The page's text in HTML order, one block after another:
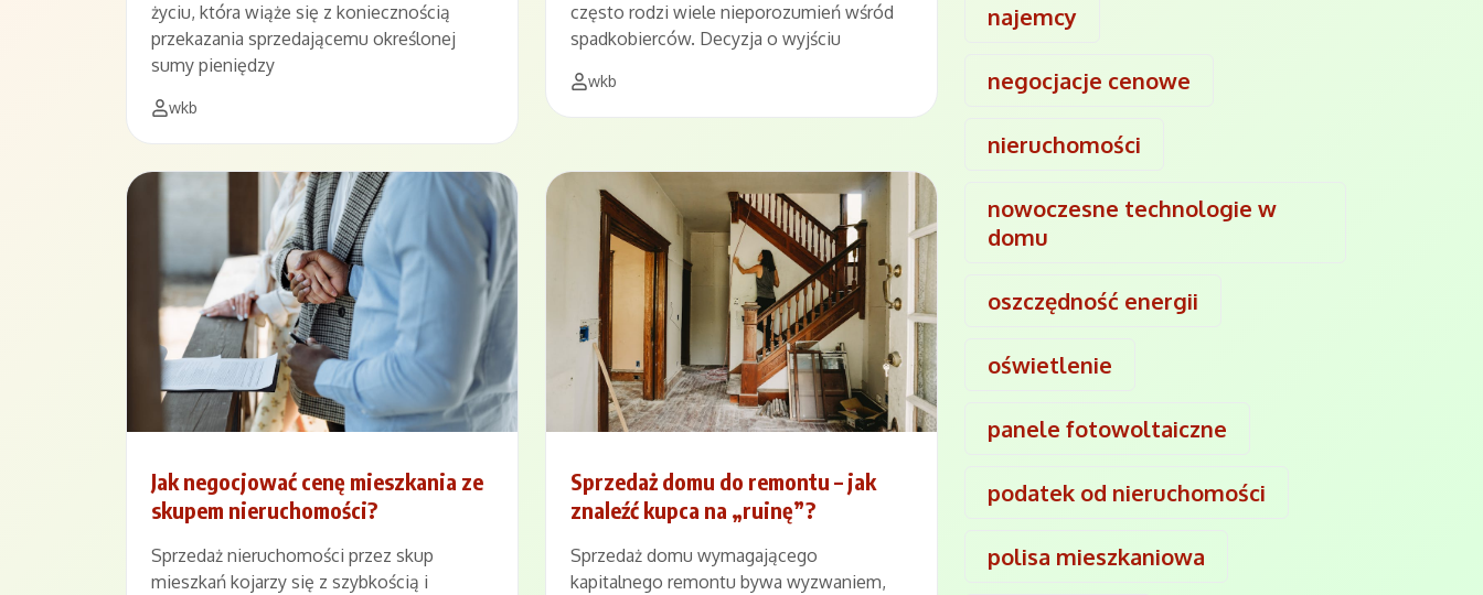
życiu, która wiąże się z koniecznością
przekazania sprzedającemu określonej
sumy pieniędzy
wkb
często rodzi wiele nieporozumień wśród
spadkobierców. Decyzja o wyjściu
wkb
Jak negocjować cenę mieszkania ze
skupem nieruchomości?
Sprzedaż nieruchomości przez skup
mieszkań kojarzy się z szybkością i
Sprzedaż domu do remontu – jak
znaleźć kupca na „ruinę”?
Sprzedaż domu wymagającego
kapitalnego remontu bywa wyzwaniem,
najemcy
negocjacje cenowe
nieruchomości
nowoczesne technologie w
domu
oszczędność energii
oświetlenie
panele fotowoltaiczne
podatek od nieruchomości
polisa mieszkaniowa